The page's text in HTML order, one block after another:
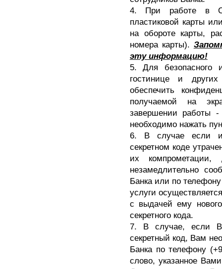
4. При работе в
пластиковой карты
на обороте карты,
номера карты).
эту информацию!
5. Для безопасного
гостинице и
обеспечить
получаемой на
завершении работы -
необходимо нажать
6. В случае если
секретном коде
их
незамедлительно
Банка или по
услуги
с выдачей ему
секретного кода.
7. В случае, если
секретный код, Вам
Банка по телефону
слово, указанное